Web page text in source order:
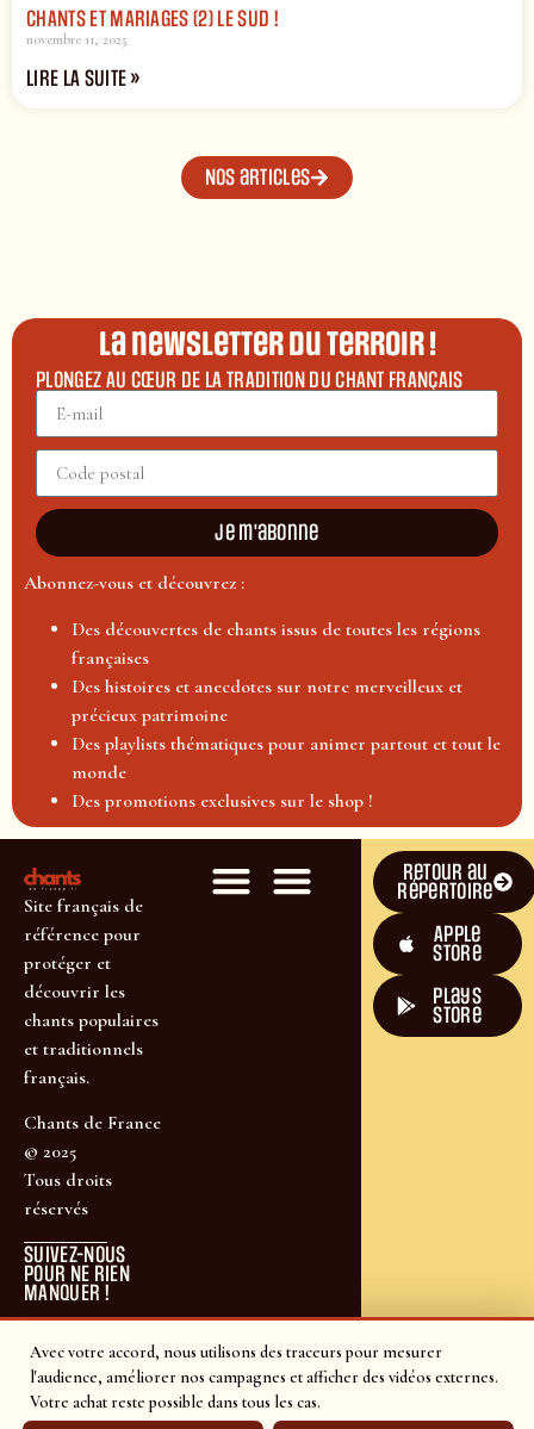
Avec votre accord, nous utilisons des traceurs pour mesurer
l'audience, améliorer nos campagnes et afficher des vidéos externes.
Votre achat reste possible dans tous les cas.
CHANTS ET MARIAGES (2) LE SUD !
novembre 11, 2025
LIRE LA SUITE »
Nos articles
La newsletter du terroir !
PLONGEZ AU CŒUR DE LA TRADITION DU CHANT FRANÇAIS
Je m'abonne
Abonnez-vous et découvrez :
Des découvertes de chants issus de toutes les régions
françaises
Des histoires et anecdotes sur notre merveilleux et
précieux patrimoine
Des playlists thématiques pour animer partout et tout le
monde
Des promotions exclusives sur le shop !
Site français de
référence pour
protéger et
découvrir les
chants populaires
et traditionnels
français.
Chants de France
© 2025
Tous droits
réservés
SUIVEZ-NOUS
POUR NE RIEN
MANQUER !
Retour au
répertoire
Apple
Store
plays
store